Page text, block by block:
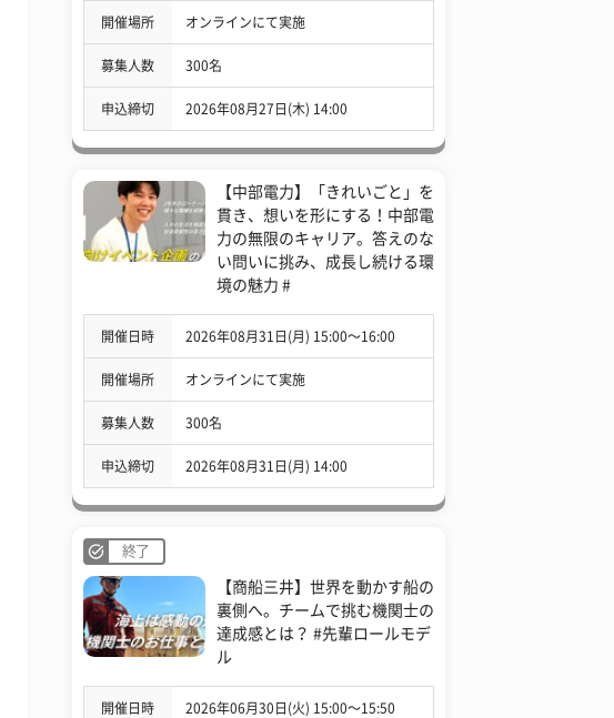
開催場所 オンラインにて実施
募集人数 300名
申込締切 2026年08月27日(木) 14:00
【中部電力】「きれいごと」を
貫き、想いを形にする！中部電
力の無限のキャリア。答えのな
い問いに挑み、成長し続ける環
境の魅力 #
開催日時 2026年08月31日(月) 15:00〜16:00
開催場所 オンラインにて実施
募集人数 300名
申込締切 2026年08月31日(月) 14:00
終了
【商船三井】世界を動かす船の
裏側へ。チームで挑む機関士の
達成感とは？ #先輩ロールモデ
ル
開催日時 2026年06月30日(火) 15:00〜15:50